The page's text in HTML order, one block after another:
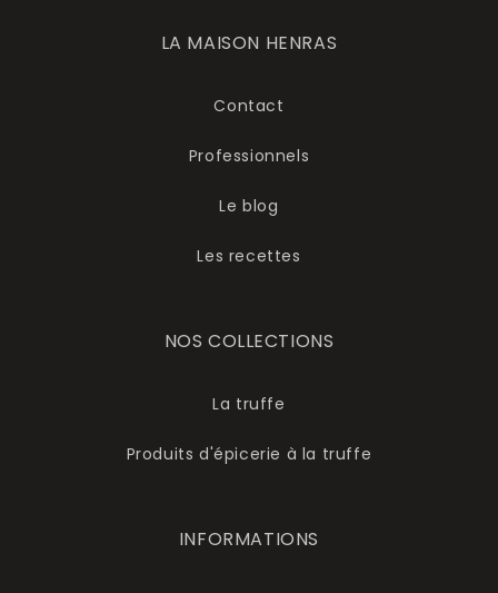
LA MAISON HENRAS
Contact
Professionnels
Le blog
Les recettes
NOS COLLECTIONS
La truffe
Produits d'épicerie à la truffe
INFORMATIONS